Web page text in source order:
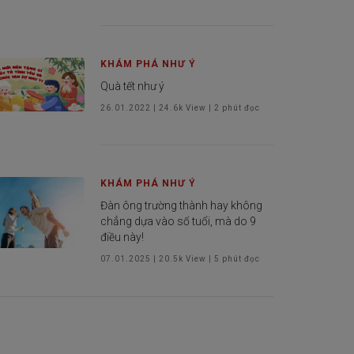
KHÁM PHÁ NHƯ Ý
Quà tết như ý
26.01.2022 24.6k View | 2 phút đọc
KHÁM PHÁ NHƯ Ý
Đàn ông trường thành hay không
chẳng dựa vào số tuổi, mà do 9
điều này!
07.01.2025 20.5k View | 5 phút đọc